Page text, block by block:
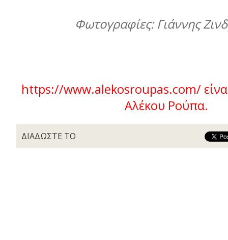
Φωτογραφίες: Γιάννης
https://www.alekosroupas.com/
Αλέκου Ρούπα.
ΔΙΑΔΩΣΤΕ ΤΟ